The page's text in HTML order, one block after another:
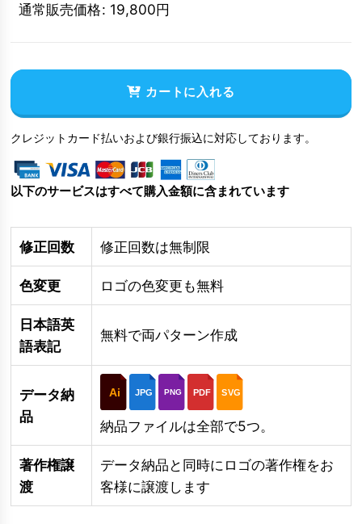
通常販売価格: 19,800円
カートに入れる
クレジットカード払いおよび銀行振込に対応しております。
以下のサービスはすべて購入金額に含まれています
修正回数 修正回数は無制限
色変更 ロゴの色変更も無料
日本語英
語表記
無料で両パターン作成
データ納
品
Ai JPG PNG PDF SVG
納品ファイルは全部で5つ。
著作権譲
渡
データ納品と同時にロゴの著作権をお
客様に譲渡します